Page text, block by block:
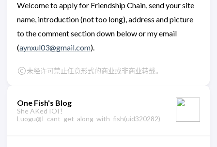
Welcome to apply for Friendship Chain, send your site
name, introduction (not too long), address and picture
to the comment section down below or my email
(aynxul03@gmail.com).
未经许可禁止任意形式的商业或非商业转载。
One Fish's Blog
She AKed IOI！
Luogu@I_cant_get_along_with_fish(uid320282)